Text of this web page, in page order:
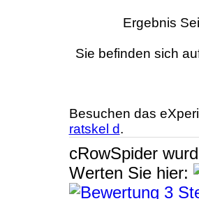
Ergebnis
Sie befinden sich
Besuchen das
ratskel d.
cRowSpider
Werten Sie hier: